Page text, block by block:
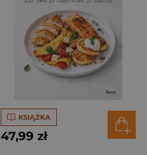
KSIĄŻKA
47,99 zł